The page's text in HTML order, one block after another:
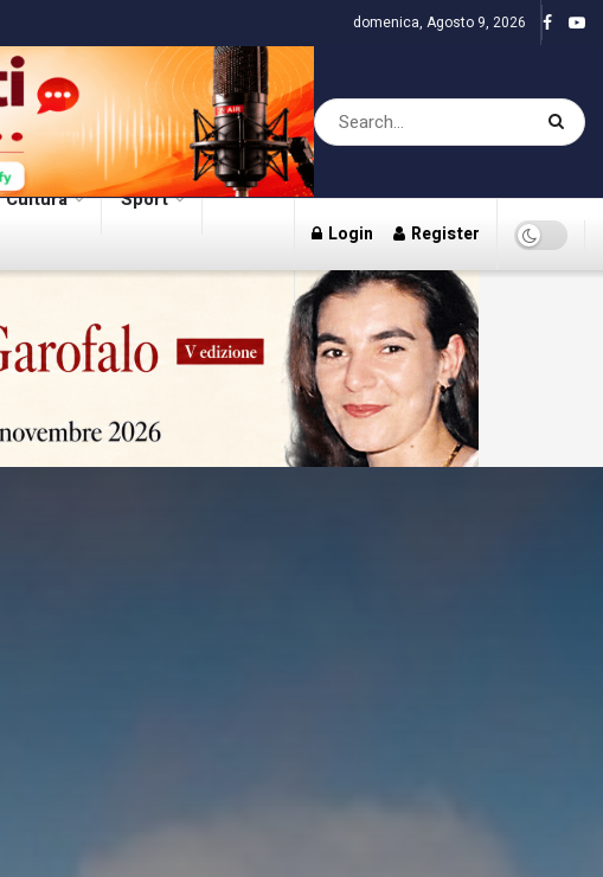
domenica, Agosto 9, 2026
Cultura Sport
Login Register